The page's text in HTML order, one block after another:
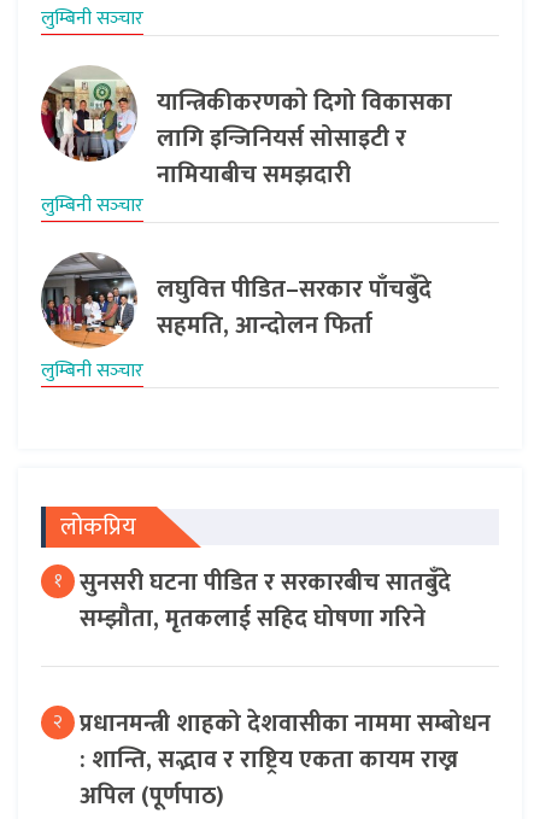
लुम्बिनी सञ्‍चार
यान्त्रिकीकरणकाे दिगो विकासका
लागि इन्जिनियर्स सोसाइटी र
नामियाबीच समझदारी
लुम्बिनी सञ्‍चार
लघुवित्त पीडित–सरकार पाँचबुँदे
सहमति, आन्दोलन फिर्ता
लुम्बिनी सञ्‍चार
लोकप्रिय
१ सुनसरी घटना पीडित र सरकारबीच सातबुँदे
सम्झौता, मृतकलाई सहिद घोषणा गरिने
२ प्रधानमन्त्री शाहको देशवासीका नाममा सम्बोधन
: शान्ति, सद्भाव र राष्ट्रिय एकता कायम राख्न
अपिल (पूर्णपाठ)